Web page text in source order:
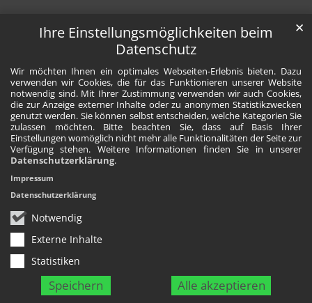
Ihre Einstellungsmöglichkeiten beim
Datenschutz
Wir möchten Ihnen ein optimales Webseiten-Erlebnis bieten. Dazu
verwenden wir Cookies, die für das Funktionieren unserer Website
notwendig sind. Mit Ihrer Zustimmung verwenden wir auch Cookies,
die zur Anzeige externer Inhalte oder zu anonymen Statistikzwecken
genutzt werden. Sie können selbst entscheiden, welche Kategorien Sie
zulassen möchten. Bitte beachten Sie, dass auf Basis Ihrer
Einstellungen womöglich nicht mehr alle Funktionalitäten der Seite zur
Verfügung stehen. Weitere Informationen finden Sie in unserer
Datenschutzerklärung.
Notwendig
Externe Inhalte
Statistiken
Speichern Alle akzeptieren
✕
Impressum
Datenschutzerklärung